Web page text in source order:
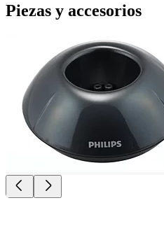
Piezas y accesorios